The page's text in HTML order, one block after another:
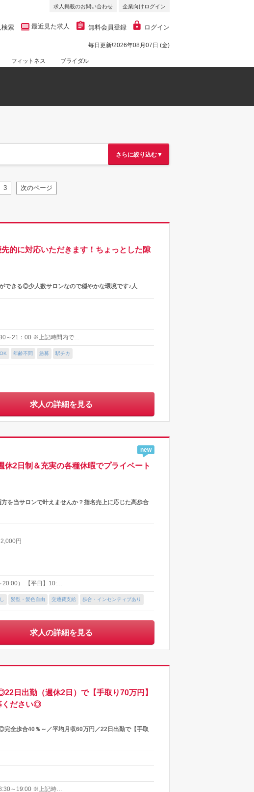
求人掲載のお問い合わせ 企業向けログイン
検索 最近見た求人 無料会員登録 ログイン
毎日更新!2026年08月07日 (金)
フィットネス ブライダル
さらに絞り込む▼
3 次のページ
的に対応いただきます！ちょっとした隙
できる◎少人数サロンなので穏やかな環境です♪人
～21：00 ※上記時間内で…
年齢不問 急募 駅チカ
求人の詳細を見る
new
2日制＆充実の各種休暇でプライベート
を当サロンで叶えませんか？指名売上に応じた高歩合
2,000円
20:00） 【平日】10:…
髪型・髪色自由 交通費支給 歩合・インセンティブあり
求人の詳細を見る
日出勤（週休2日）で【手取り70万円】
ください◎
全歩合40％～／平均月収60万円／22日出勤で【手取
～19:00 ※上記時…